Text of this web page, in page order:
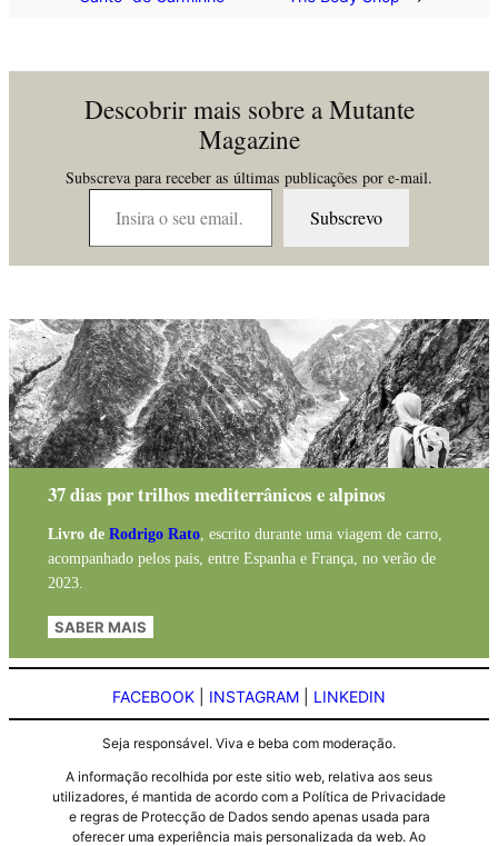
Descobrir mais sobre a Mutante
Magazine
Subscreva para receber as últimas publicações por e-mail.
Insira o seu email…
Subscrevo
37 dias por trilhos mediterrânicos e alpinos
Livro de Rodrigo Rato, escrito durante uma viagem de carro,
acompanhado pelos pais, entre Espanha e França, no verão de
2023.
SABER MAIS
FACEBOOK INSTAGRAM LINKEDIN
Seja responsável. Viva e beba com moderação.
A informação recolhida por este sitio web, relativa aos seus
utilizadores, é mantida de acordo com a Política de Privacidade
e regras de Protecção de Dados sendo apenas usada para
oferecer uma experiência mais personalizada da web. Ao